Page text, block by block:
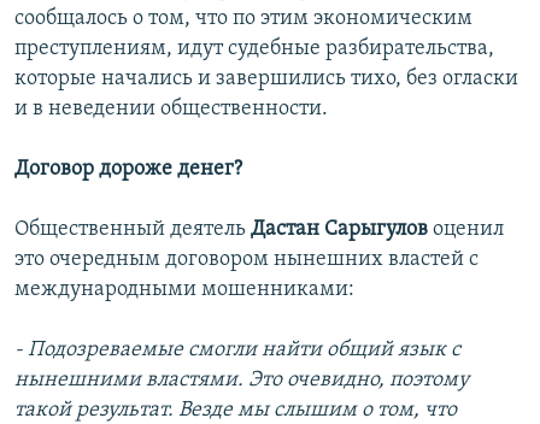
сообщалось о том, что по этим экономическим
преступлениям, идут судебные разбирательства,
которые начались и завершились тихо, без огласки
и в неведении общественности.
Договор дороже денег?
Общественный деятель Дастан Сарыгулов оценил
это очередным договором нынешних властей с
международными мошенниками:
- Подозреваемые смогли найти общий язык с
нынешними властями. Это очевидно, поэтому
такой результат. Везде мы слышим о том, что